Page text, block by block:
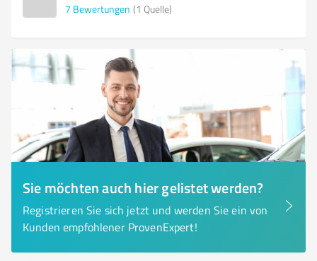
7 Bewertungen (1 Quelle)
Sie möchten auch hier gelistet werden?
Registrieren Sie sich jetzt und werden Sie ein von
Kunden empfohlener ProvenExpert!